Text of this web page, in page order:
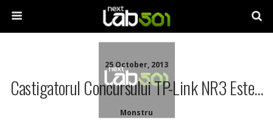
25 October, 2013
Castigatorul Concursului TP-Link NR3 Este…
Monstru